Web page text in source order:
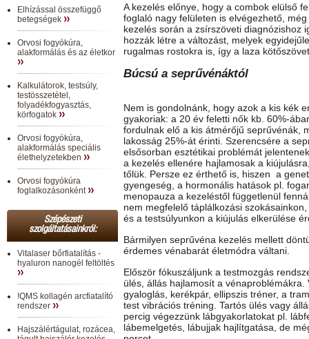
Elhízással összefüggő
betegségek
Orvosi fogyókúra,
alakformálás és az életkor
Kalkulátorok, testsúly,
testösszetétel,
folyadékfogyasztás,
körfogatok
Orvosi fogyókúra,
alakformálás speciális
élethelyzetekben
Orvosi fogyókúra
foglalkozásonként
Szépészeti
szolgáltatásainkról:
Vitalaser bőrfiatalítás -
hyaluron nanogél feltöltés
!QMS kollagén arcfiatalító
rendszer
Hajszálértágulat, rozácea,
A kezelés előnye, hogy a combok elülső
foglaló nagy felületen is elvégezhető,
kezelés során a zsírszöveti diagnózishoz
hozzák létre a változást, melyek
rugalmas rostokra is, így a laza
Búcsú a seprűvénáktól
Nem is gondolnánk, hogy azok a kis kék
gyakoriak: a 20 év feletti nők kb. 60%-
fordulnak elő a kis átmérőjű seprűvénák,
lakosság 25%-át érinti. Szerencsére a
elsősorban esztétikai problémát
a kezelés ellenére hajlamosak a
tőlük. Persze ez érthető is, hiszen a
gyengeség, a hormonális hatások pl.
menopauza a kezeléstől függetlenül
nem megfelelő táplálkozási
és a testsúlyunkon a kiújulás elkerülése
Bármilyen seprűvéna kezelés mellett
érdemes vénabarát életmódra váltani.
Először fókuszáljunk a testmozgás
ülés, állás hajlamosít a vénaproblémákra.
gyaloglás, kerékpár, ellipszis tréner, a
test vibrációs tréning. Tartós ülés vagy
percig végezzünk lábgyakorlatokat pl.
lábemelgetés, lábujjak hajlítgatása, de